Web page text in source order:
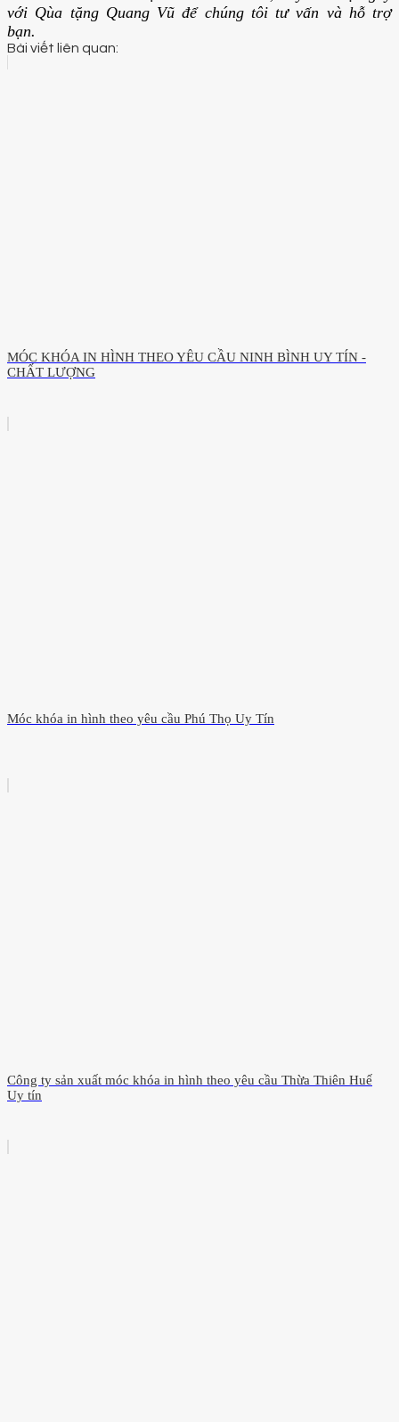
với Qùa tặng Quang Vũ để chúng tôi tư vấn và hỗ trợ
bạn.
Bài viết liên quan:
MÓC KHÓA IN HÌNH THEO YÊU CẦU NINH BÌNH UY TÍN -
CHẤT LƯỢNG
Móc khóa in hình theo yêu cầu Phú Thọ Uy Tín
Công ty sản xuất móc khóa in hình theo yêu cầu Thừa Thiên Huế
Uy tín